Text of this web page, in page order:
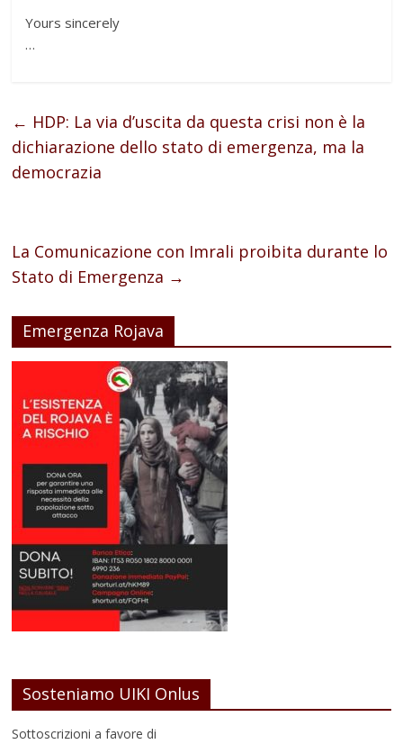
Yours sincerely
…
← HDP: La via d’uscita da questa crisi non è la
dichiarazione dello stato di emergenza, ma la
democrazia
La Comunicazione con Imrali proibita durante lo
Stato di Emergenza →
Emergenza Rojava
Sosteniamo UIKI Onlus
Sottoscrizioni a favore di